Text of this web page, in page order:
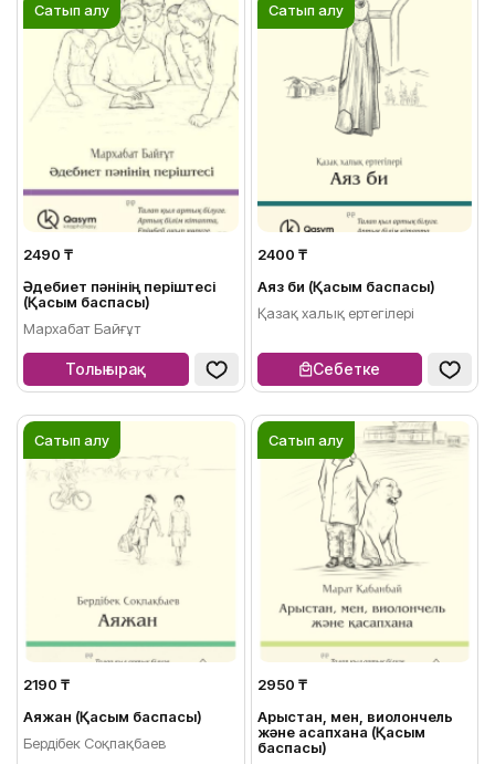
Сатып алу
2490 ₸
Әдебиет пәнінің періштесі
(Қасым баспасы)
Мархабат Байғұт
Толығырақ
Сатып алу
2400 ₸
Аяз би (Қасым баспасы)
Қазақ халық ертегілері
Себетке
Сатып алу
2190 ₸
Аяжан (Қасым баспасы)
Бердібек Соқпақбаев
Сатып алу
2950 ₸
Арыстан, мен, виолончель
және қасапхана (Қасым
баспасы)